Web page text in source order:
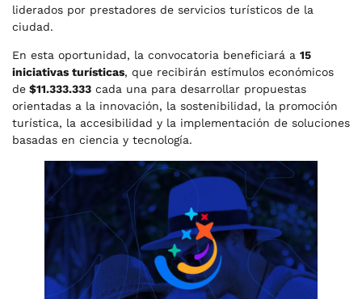
liderados por prestadores de servicios turísticos de la
ciudad.
En esta oportunidad, la convocatoria beneficiará a 15
iniciativas turísticas, que recibirán estímulos económicos
de $11.333.333 cada una para desarrollar propuestas
orientadas a la innovación, la sostenibilidad, la promoción
turística, la accesibilidad y la implementación de soluciones
basadas en ciencia y tecnología.